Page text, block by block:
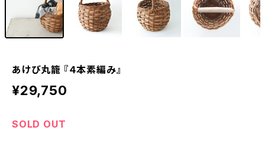
あけび丸籠 『４本素編み』
¥29,750
SOLD OUT